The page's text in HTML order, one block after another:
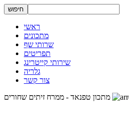
ראשי
מתכונים
שרותי שף
תפריטים
שירותי קייטרינג
גלריה
צור קשר
מתכון טפנאד - ממרח זיתים שחורים